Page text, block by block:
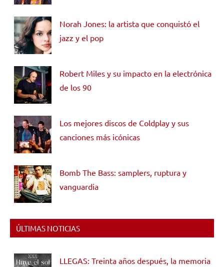
Norah Jones: la artista que conquistó el
jazz y el pop
Robert Miles y su impacto en la electrónica
de los 90
Los mejores discos de Coldplay y sus
canciones más icónicas
Bomb The Bass: samplers, ruptura y
vanguardia
ÚLTIMAS NOTICIAS
LLEGAS: Treinta años después, la memoria